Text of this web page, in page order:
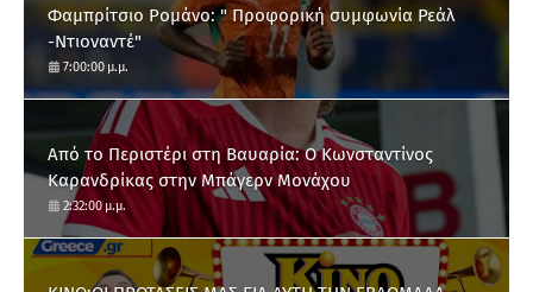
Φαμπρίτσιο Ρομάνο: " Προφορική συμφωνία Ρεάλ
-Ντιοναντέ"
7:00:00 μ.μ.
Από το Περιστέρι στη Βαυαρία: O Κωνσταντίνος
Καρανδρίκας στην Μπάγερν Μονάχου
2:32:00 μ.μ.